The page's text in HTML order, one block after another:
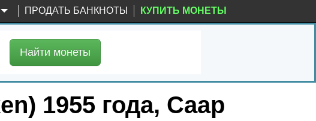
ПРОДАТЬ БАНКНОТЫ КУПИТЬ МОНЕТЫ
Найти монеты
1955 года, Саар